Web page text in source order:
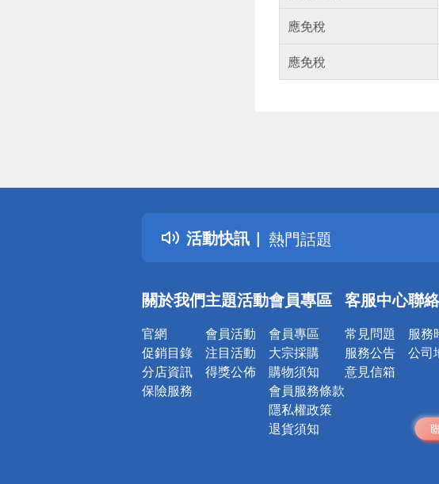
應免稅
應免稅
活動快訊
詐騙網頁！請小心！
得獎公告
熱門話題
銀行優惠
詐騙網頁！請小心！
關於我們
官網
促銷目錄
分店資訊
保險服務
主題活動
會員活動
注目活動
得獎公佈
會員專區
會員專區
大宗採購
購物須知
會員服務條款
隱私權政策
退貨須知
客服中心
常見問題
服務公告
意見信箱
聯
服務
公司